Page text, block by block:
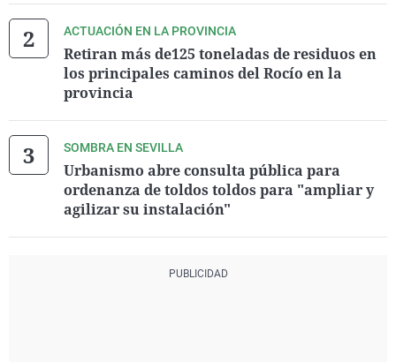
ACTUACIÓN EN LA PROVINCIA
Retiran más de125 toneladas de residuos en
los principales caminos del Rocío en la
provincia
SOMBRA EN SEVILLA
Urbanismo abre consulta pública para
ordenanza de toldos toldos para "ampliar y
agilizar su instalación"